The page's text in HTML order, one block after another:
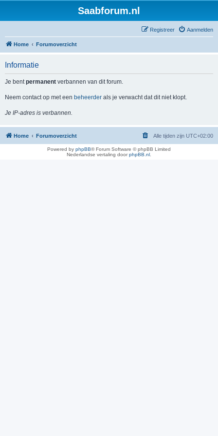
Saabforum.nl
Aanmelden
Registreer
Home Forumoverzicht
Informatie
Je bentpermanent verbannen van dit forum.
Neem contact op met een beheerder als je verwacht dat dit niet klopt.
Je IP-adres is verbannen.
Home Forumoverzicht Alle tijden zijn UTC+02:00
Powered by phpBB® Forum Software © phpBB Limited
Nederlandse vertaling doorphpBB.nl